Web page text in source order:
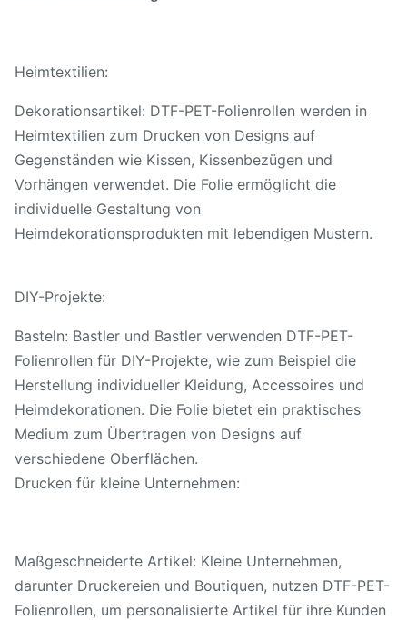
Heimtextilien:
Dekorationsartikel: DTF-PET-Folienrollen werden in
Heimtextilien zum Drucken von Designs auf
Gegenständen wie Kissen, Kissenbezügen und
Vorhängen verwendet. Die Folie ermöglicht die
individuelle Gestaltung von
Heimdekorationsprodukten mit lebendigen Mustern.
DIY-Projekte:
Basteln: Bastler und Bastler verwenden DTF-PET-
Folienrollen für DIY-Projekte, wie zum Beispiel die
Herstellung individueller Kleidung, Accessoires und
Heimdekorationen. Die Folie bietet ein praktisches
Medium zum Übertragen von Designs auf
verschiedene Oberflächen.
Drucken für kleine Unternehmen:
Maßgeschneiderte Artikel: Kleine Unternehmen,
darunter Druckereien und Boutiquen, nutzen DTF-PET-
Folienrollen, um personalisierte Artikel für ihre Kunden